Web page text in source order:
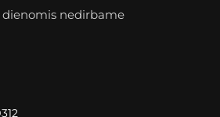
dienomis nedirbame